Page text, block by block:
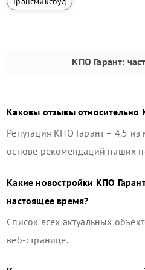
КПО Гарант:
Каковы отзывы относительно
Репутация КПО Гарант– 4.5 из
основе рекомендаций наших
Какие новостройки КПО
настоящее время?
Список всех актуальных
веб-странице.